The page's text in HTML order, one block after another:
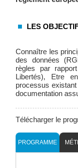
LES
Connaître les
des données
règles par
Libertés), Etre
processus
documentation
Télécharger le
PROGRAMME